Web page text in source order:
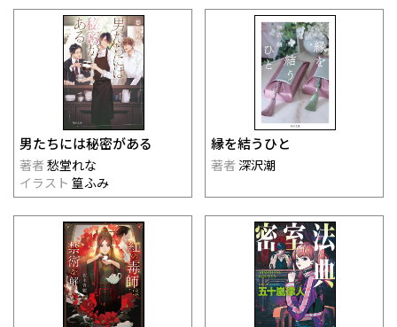
男たちには秘密がある
著者 愁堂れな
イラスト 篁ふみ
縁を結うひと
著者 深沢潮